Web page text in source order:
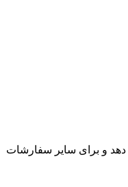
دهد و برای سایر سفارشات